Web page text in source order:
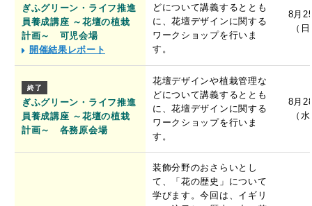
ぎふグリーン・ライフ推進
員養成講座 ～花壇の植栽
計画～ 可児会場
開催結果レポート
どについて講義するととも
に、花壇デザインに関する
ワークショップを行いま
す。
8月
（
終了
ぎふグリーン・ライフ推進
員養成講座 ～花壇の植栽
計画～ 各務原会場
花壇デザインや植栽管理な
どについて講義するととも
に、花壇デザインに関する
ワークショップを行いま
す。
8月
（
装飾分野のおさらいとし
て、「花の歴史」について
学びます。今回は、イギリ